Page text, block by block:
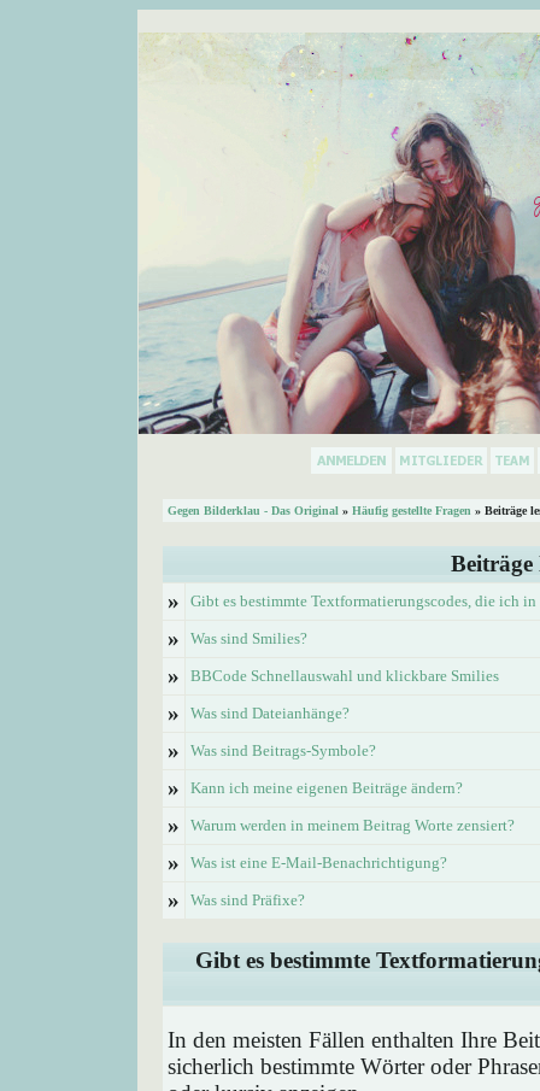
Gegen Bilderklau - Das Original » Häufig gestellte Fragen » Beiträge
Beiträge
»
Gibt es bestimmte Textformatierungscodes, die ich
» Was sind Smilies?
» BBCode Schnellauswahl und klickbare Smilies
» Was sind Dateianhänge?
» Was sind Beitrags-Symbole?
» Kann ich meine eigenen Beiträge ändern?
» Warum werden in meinem Beitrag Worte zensiert?
» Was ist eine E-Mail-Benachrichtigung?
» Was sind Präfixe?
Gibt es bestimmte
In den meisten Fällen enthalten Ihre
sicherlich bestimmte Wörter oder